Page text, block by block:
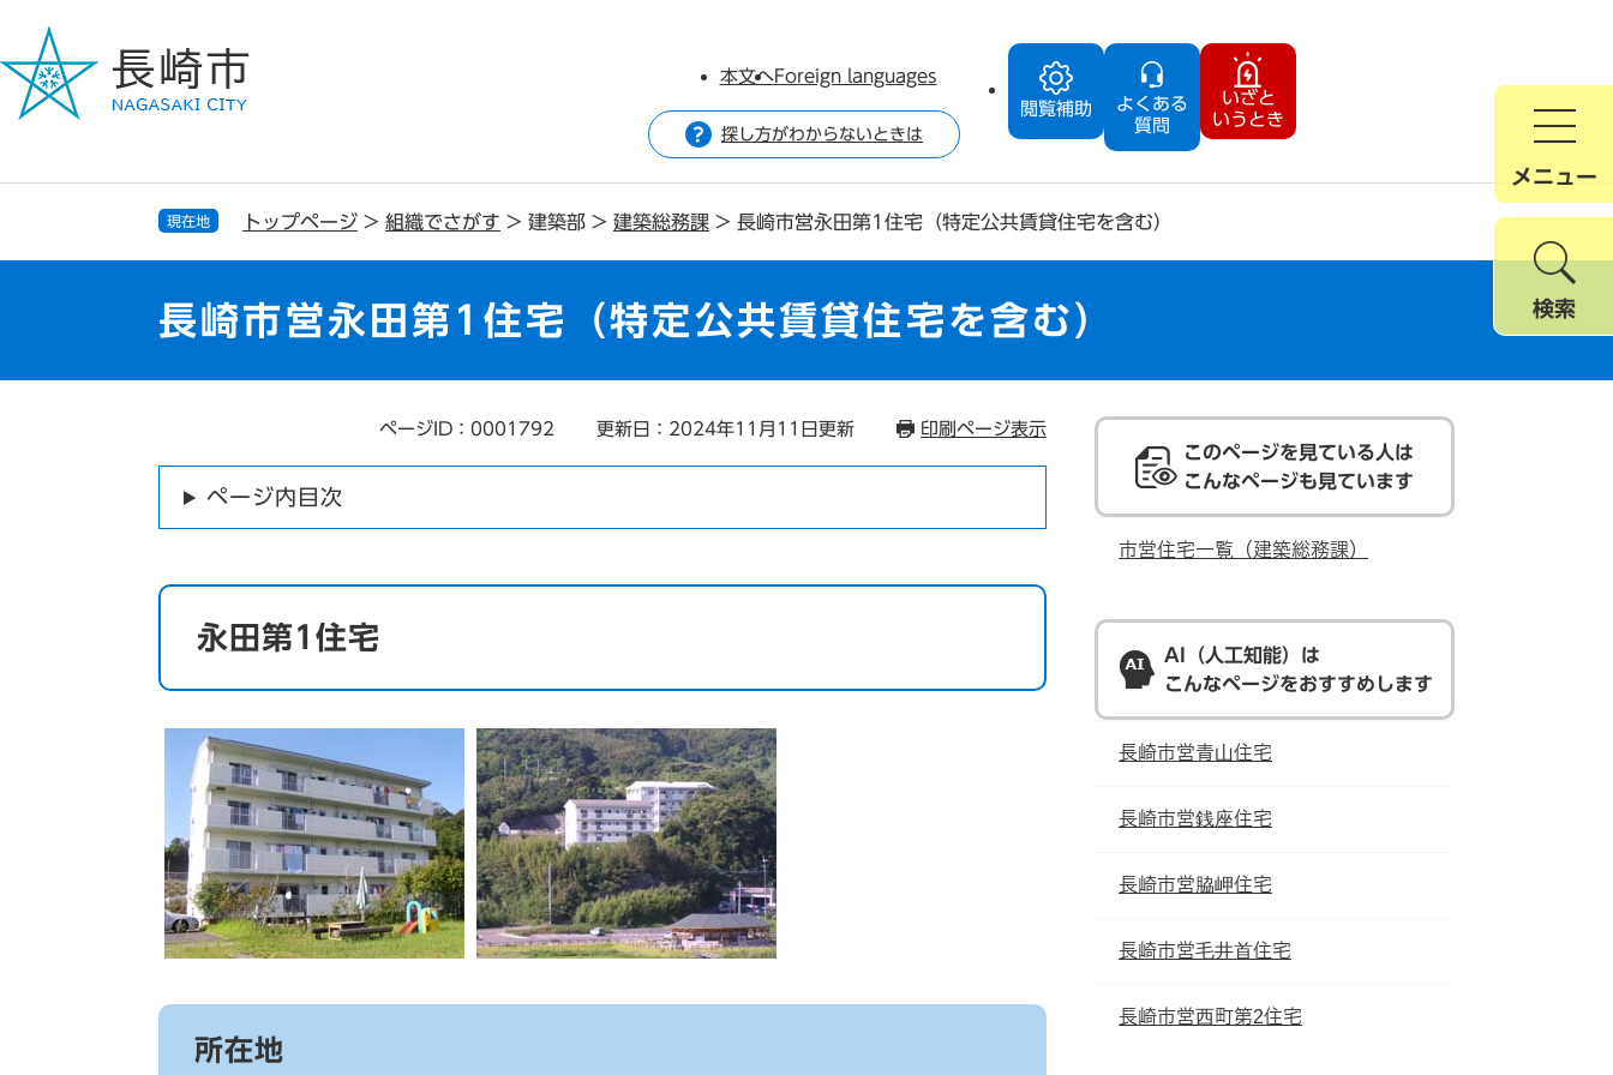
ジ
で
ュ
ば
閲覧補助
よくある
質問
いざと
いうとき
本文へForeign languages
探し方がわからないときは
メニュー
検索
現在地 トップページ > 組織でさがす > 建築部 > 建築総務課 > 長崎市営永田第1住宅（特定公共賃貸住宅を含む）
長崎市営永田第1住宅（特定公共賃貸住宅を含む）
ページID：0001792 更新日：2024年11月11日更新 印刷ページ表示
ページ内目次
永田第1住宅
所在地
このページを見ている人は
こんなページも見ています
市営住宅一覧（建築総務課）
AI（人工知能）は
こんなページをおすすめします
長崎市営青山住宅
長崎市営銭座住宅
長崎市営脇岬住宅
長崎市営毛井首住宅
長崎市営西町第2住宅